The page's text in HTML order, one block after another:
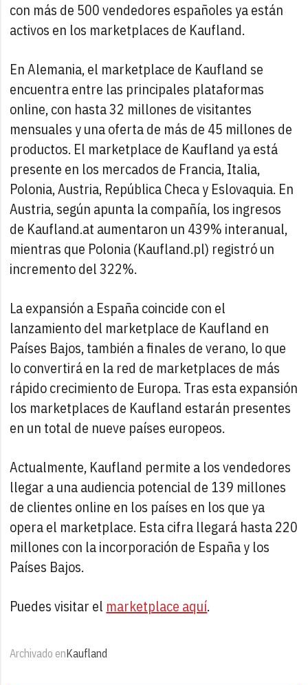
con más de 500 vendedores españoles ya están
activos en los marketplaces de Kaufland.
En Alemania, el marketplace de Kaufland se
encuentra entre las principales plataformas
online, con hasta 32 millones de visitantes
mensuales y una oferta de más de 45 millones de
productos. El marketplace de Kaufland ya está
presente en los mercados de Francia, Italia,
Polonia, Austria, República Checa y Eslovaquia. En
Austria, según apunta la compañía, los ingresos
de Kaufland.at aumentaron un 439% interanual,
mientras que Polonia (Kaufland.pl) registró un
incremento del 322%.
La expansión a España coincide con el
lanzamiento del marketplace de Kaufland en
Países Bajos, también a finales de verano, lo que
lo convertirá en la red de marketplaces de más
rápido crecimiento de Europa. Tras esta expansión
los marketplaces de Kaufland estarán presentes
en un total de nueve países europeos.
Actualmente, Kaufland permite a los vendedores
llegar a una audiencia potencial de 139 millones
de clientes online en los países en los que ya
opera el marketplace. Esta cifra llegará hasta 220
millones con la incorporación de España y los
Países Bajos.
Puedes visitar el marketplace aquí.
Archivado enKaufland